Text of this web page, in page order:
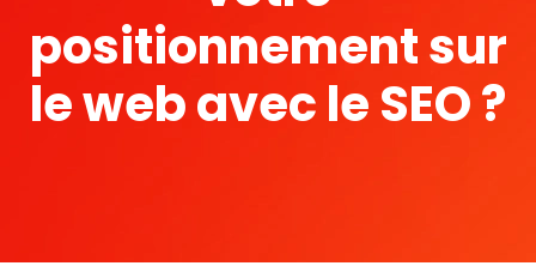
positionnement sur
le web avec le SEO ?